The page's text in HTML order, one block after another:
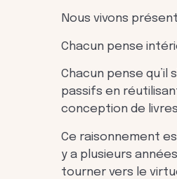
Nous vivons
Chacun pense
Chacun pense qu’il
passifs en
conception de
Ce raisonnement
y a plusieurs
tourner vers le